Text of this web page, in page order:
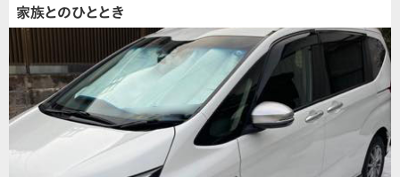
家族とのひととき